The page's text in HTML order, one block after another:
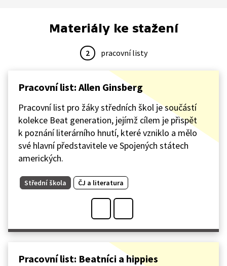
Materiály ke stažení
2 pracovní listy
Pracovní list: Allen Ginsberg
Pracovní list pro žáky středních škol je součástí
kolekce Beat generation, jejímž cílem je přispět
k poznání literárního hnutí, které vzniklo a mělo
své hlavní představitele ve Spojených státech
amerických.
Střední škola ČJ a literatura
Pracovní list: Beatníci a hippies